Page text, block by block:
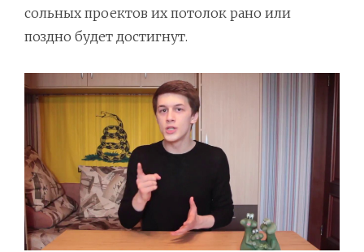
сольных проектов их потолок рано или
поздно будет достигнут.